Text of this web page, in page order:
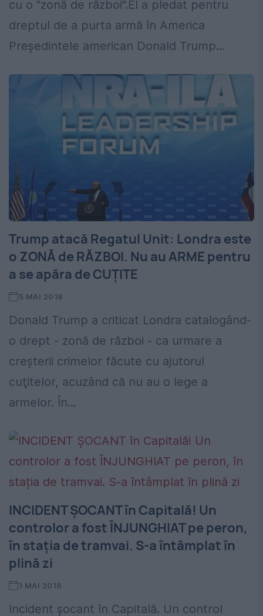
cu o "zonă de război".El a pledat pentru
dreptul de a purta armă în America
Preşedintele american Donald Trump...
Trump atacă Regatul Unit: Londra este
o ZONĂ de RĂZBOI. Nu au ARME pentru
a se apăra de CUŢITE
5 MAI 2018
Donald Trump a criticat Londra catalogând-
o drept - zonă de război - ca urmare a
creșterii crimelor făcute cu ajutorul
cuţitelor, acuzând că nu au o lege a
armelor. În...
INCIDENT ȘOCANT în Capitală! Un
controlor a fost ÎNJUNGHIAT pe peron,
în stația de tramvai. S-a întâmplat în
plină zi
1 MAI 2018
Incident șocant în Capitală. Un control